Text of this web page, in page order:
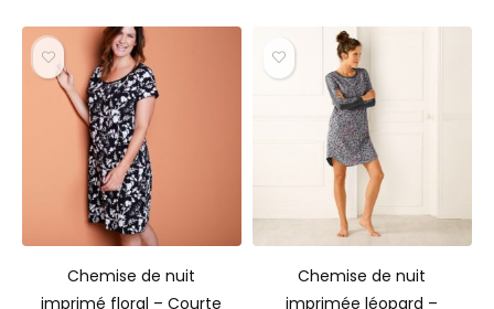
Chemise de nuit
imprimé floral – Courte
Chemise de nuit
imprimée léopard –